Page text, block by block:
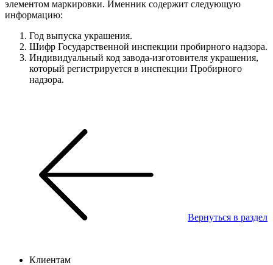
элементом маркировки. Именник содержит следующую
информацию:
Год выпуска украшения.
Шифр Государственной инспекции пробирного надзора.
Индивидуальный код завода-изготовителя украшения,
который регистрируется в инспекции Пробирного
надзора.
Вернуться в раздел
Клиентам